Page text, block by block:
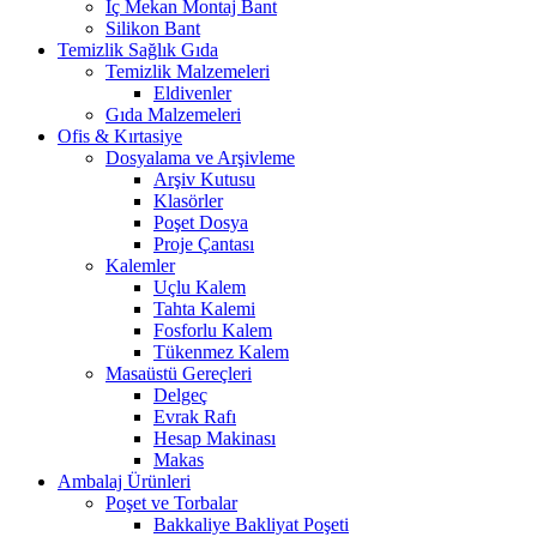
İç Mekan Montaj Bant
Silikon Bant
Temizlik Sağlık Gıda
Temizlik Malzemeleri
Eldivenler
Gıda Malzemeleri
Ofis & Kırtasiye
Dosyalama ve Arşivleme
Arşiv Kutusu
Klasörler
Poşet Dosya
Proje Çantası
Kalemler
Uçlu Kalem
Tahta Kalemi
Fosforlu Kalem
Tükenmez Kalem
Masaüstü Gereçleri
Delgeç
Evrak Rafı
Hesap Makinası
Makas
Ambalaj Ürünleri
Poşet ve Torbalar
Bakkaliye Bakliyat Poşeti